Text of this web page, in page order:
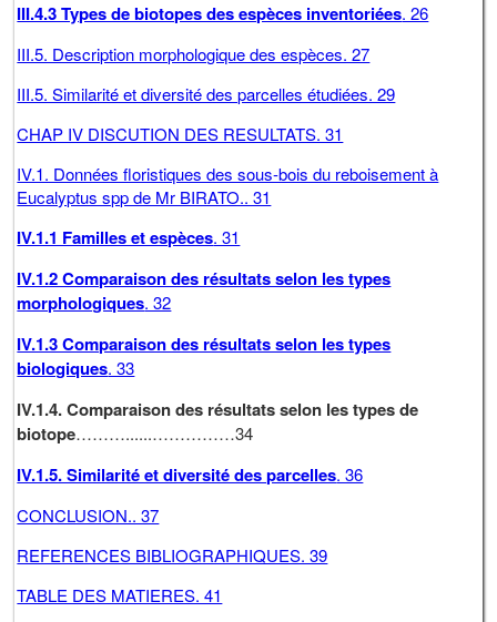
III.4.3 Types de biotopes des espèces inventoriées. 26
III.5. Description morphologique des espèces. 27
III.5. Similarité et diversité des parcelles étudiées. 29
CHAP IV DISCUTION DES RESULTATS. 31
IV.1. Données floristiques des sous-bois du reboisement à
Eucalyptus spp de Mr BIRATO.. 31
IV.1.1 Familles et espèces. 31
IV.1.2 Comparaison des résultats selon les types
morphologiques. 32
IV.1.3 Comparaison des résultats selon les types
biologiques. 33
IV.1.4. Comparaison des résultats selon les types de
biotope………......……………34
IV.1.5. Similarité et diversité des parcelles. 36
CONCLUSION.. 37
REFERENCES BIBLIOGRAPHIQUES. 39
TABLE DES MATIERES. 41